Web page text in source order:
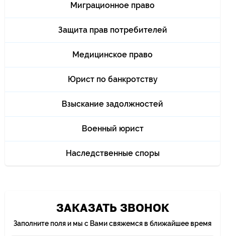
Миграционное право
Защита прав потребителей
Медицинское право
Юрист по банкротству
Взыскание задолжностей
Военный юрист
Наследственные споры
ЗАКАЗАТЬ ЗВОНОК
Заполните поля и мы с Вами свяжемся в ближайшее время